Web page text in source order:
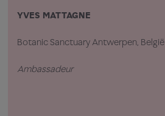
YVES MATTAGNE
Botanic Sanctuary Antwerpen, België
Ambassadeur